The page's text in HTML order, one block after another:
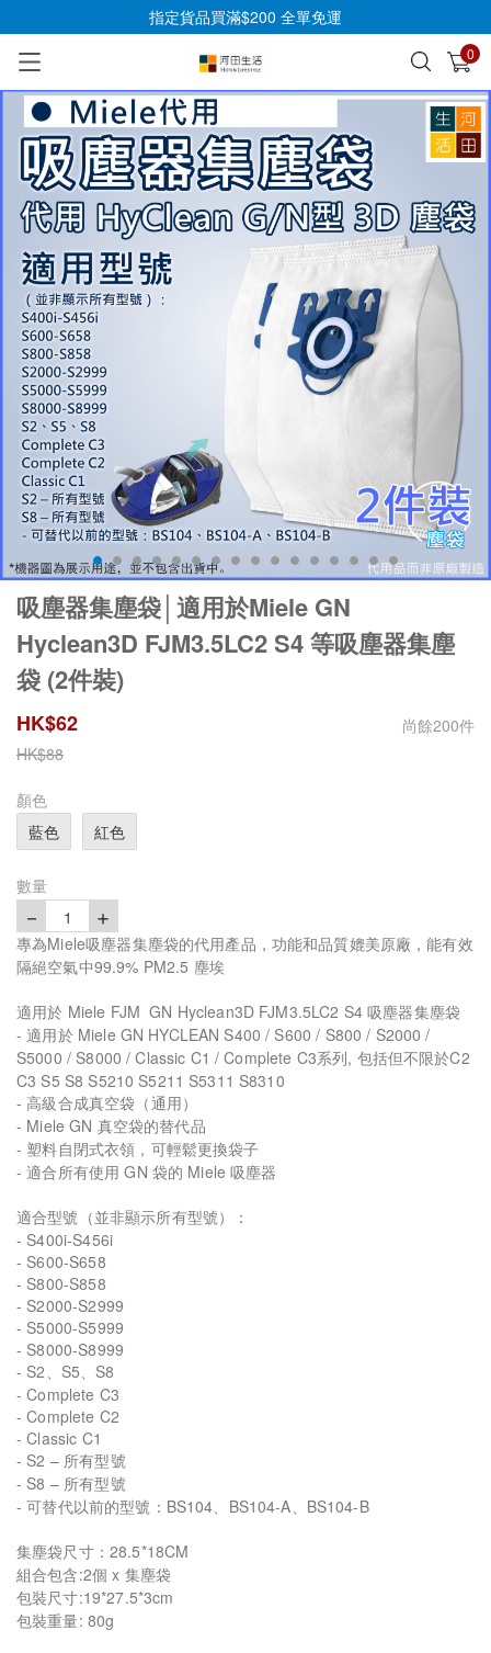
指定貨品買滿$200 全單免運
0
已加入購物車 查看
吸塵器集塵袋│適用於Miele GN
Hyclean3D FJM3.5LC2 S4 等吸塵器集塵
袋 (2件裝)
HK$62 尚餘200件
HK$88
顏色
藍色
紅色
數量
－ 1 ＋
專為Miele吸塵器集塵袋的代 用產品，功能和品質媲美原廠，能有效
隔絕空氣中99.9% PM2.5 塵埃
適用於 Miele FJM GN Hyclean3D FJM3.5LC2 S4 吸塵器集塵袋
- 適用於 Miele GN HYCLEAN S400 / S600 / S800 / S2000 /
S5000 / S8000 / Classic C1 / Complete C3系列, 包括但不限於C2
C3 S5 S8 S5210 S5211 S5311 S8310
- 高級合成真空袋（通用）
- Miele GN 真空袋的替代品
- 塑料自閉式衣領，可輕鬆更換袋子
- 適合所有使用 GN 袋的 Miele 吸塵器
適合型號（並非顯示所有型號）：
- S400i-S456i
- S600-S658
- S800-S858
- S2000-S2999
- S5000-S5999
- S8000-S8999
- S2、S5、S8
- Complete C3
- Complete C2
- Classic C1
- S2 – 所有型號
- S8 – 所有型號
- 可替代以前的型號：BS104、BS104-A、BS104-B
集塵袋尺寸：28.5*18CM
組合包含:2個 x 集塵袋
包裝尺寸:19*27.5*3cm
包裝重量: 80g